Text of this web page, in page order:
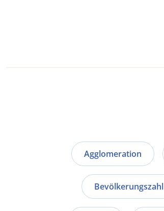
Agglomeration
Bevölkerungszahl